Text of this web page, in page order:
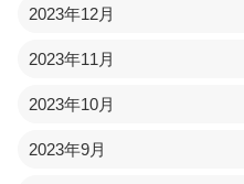
2023年12月
2023年11月
2023年10月
2023年9月